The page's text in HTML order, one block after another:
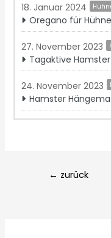
18. Januar 2024
Oregano für
27. November 2023
Tagaktive Hamster
24. November 2023
Hamster
← zurück